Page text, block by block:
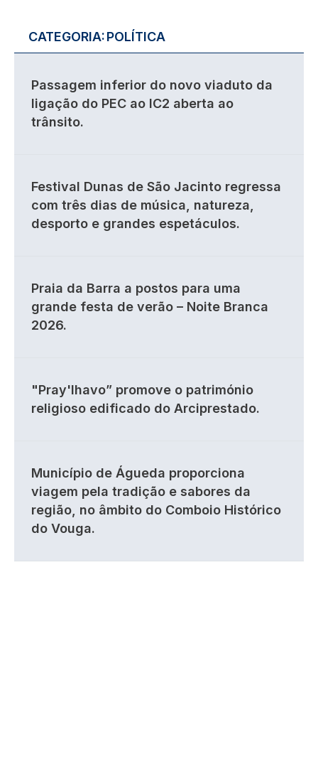
CATEGORIA:POLÍTICA
Passagem inferior do novo viaduto da
ligação do PEC ao IC2 aberta ao
trânsito.
Festival Dunas de São Jacinto regressa
com três dias de música, natureza,
desporto e grandes espetáculos.
Praia da Barra a postos para uma
grande festa de verão – Noite Branca
2026.
"Pray'lhavo” promove o património
religioso edificado do Arciprestado.
Município de Águeda proporciona
viagem pela tradição e sabores da
região, no âmbito do Comboio Histórico
do Vouga.